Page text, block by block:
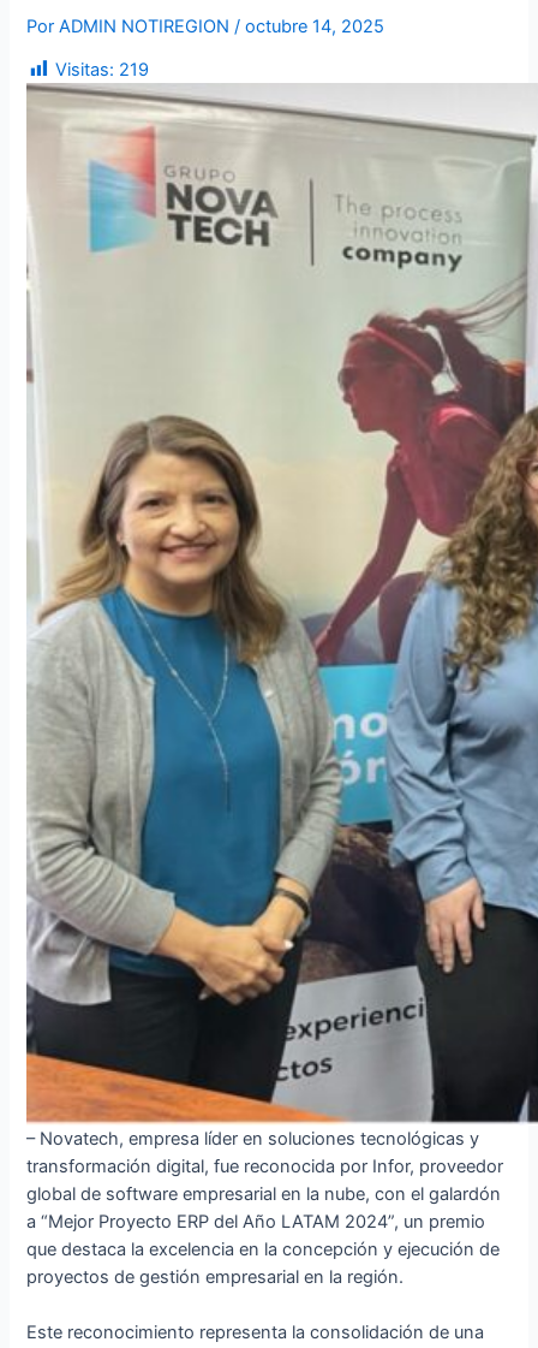
PorADMIN NOTIREGION/octubre 14, 2025
Visitas: 219
– Novatech, empresa líder en soluciones tecnológicas y
transformación digital, fue reconocida por Infor, proveedor
global de software empresarial en la nube, con el galardón
a “Mejor Proyecto ERP del Año LATAM 2024”, un premio
que destaca la excelencia en la concepción y ejecución de
proyectos de gestión empresarial en la región.
Este reconocimiento representa la consolidación de una